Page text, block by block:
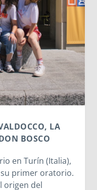
la inteligencia
imagen para generar
estamos
identidad. El
pasatiempo
una seña de